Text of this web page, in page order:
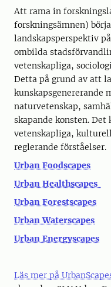
Att rama in
forskningsämnen)
landskapsperspektiv
ombilda
vetenskapliga,
Detta på grund av att
kunskapsgenererande
naturvetenskap,
skapande konsten.
vetenskapliga,
reglerande förståelser.
Urban Foodscapes
Urban Healthscapes
Urban Forestscapes
Urban Waterscapes
Urban Energyscapes
Läs mer på